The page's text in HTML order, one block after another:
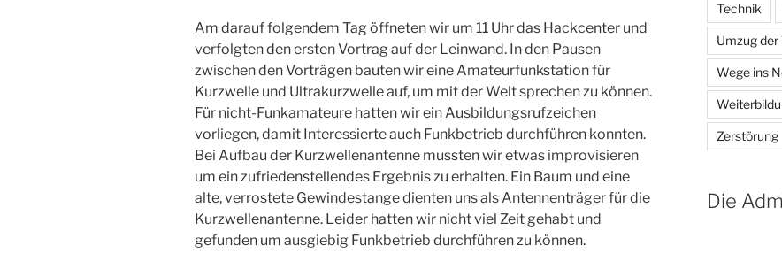
Am darauf folgendem Tag öffneten wir um 11 Uhr das Hackcenter und
verfolgten den ersten Vortrag auf der Leinwand. In den Pausen
zwischen den Vorträgen bauten wir eine Amateurfunkstation für
Kurzwelle und Ultrakurzwelle auf, um mit der Welt sprechen zu können.
Für nicht-Funkamateure hatten wir ein Ausbildungsrufzeichen
vorliegen, damit Interessierte auch Funkbetrieb durchführen konnten.
Bei Aufbau der Kurzwellenantenne mussten wir etwas improvisieren
um ein zufriedenstellendes Ergebnis zu erhalten. Ein Baum und eine
alte, verrostete Gewindestange dienten uns als Antennenträger für die
Kurzwellenantenne. Leider hatten wir nicht viel Zeit gehabt und
gefunden um ausgiebig Funkbetrieb durchführen zu können.
Technik
Umzug der
Wege ins
Zerstörung
Die